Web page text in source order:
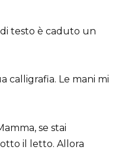
di testo è caduto un
calligrafia. Le mani mi
se stai
il letto. Allora